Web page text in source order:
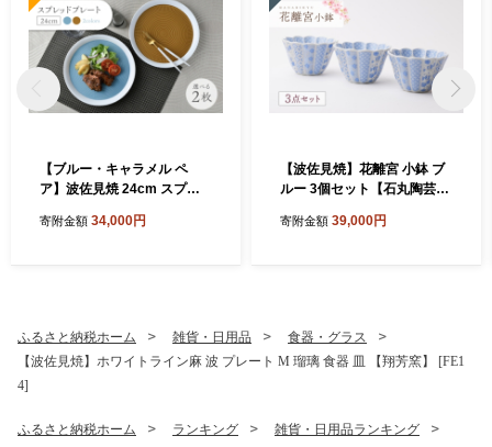
【ブルー・キャラメル ペ
ア】波佐見焼 24cm スプレ
55]
寄附金額 34,000円
【波佐見焼】花離宮 小鉢 ブ
ルー 3個セット【石丸陶芸】
寄附金額 39,000円
ふるさと納税ホーム 雑貨・日用品
食器・グラス
【波佐見焼】ホワイトライン麻 波 プレート M 瑠璃 食器 皿 【翔芳窯】 [FE1
4]
ふるさと納税ホーム ランキング
雑貨・日用品ランキング